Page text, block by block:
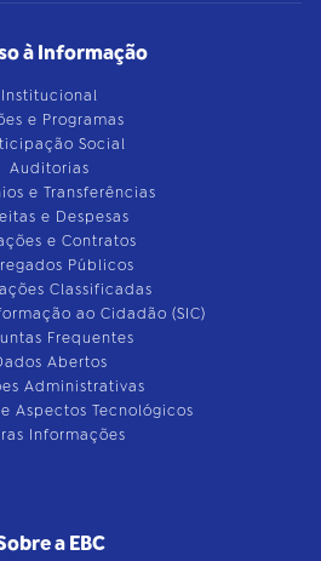
à Informação
Institucional
e Programas
Social
Auditorias
e Transferências
e Despesas
e Contratos
Públicos
Classificadas
ao Cidadão (SIC)
Frequentes
Abertos
Administrativas
Aspectos Tecnológicos
Informações
a EBC